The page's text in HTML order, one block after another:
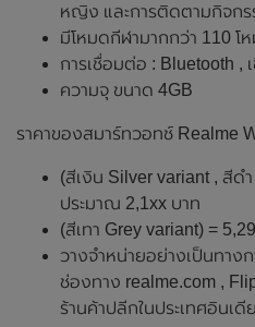
หญิง และการติดตามกิจกร
มีโหมดกีฬามากกว่า 110 โ
การเชื่อมต่อ : Bluetooth
ความจุ ขนาด 4GB
ราคาของสมาร์ทวอทช์ Realme
(สีเงิน Silver variant , สีด
ประมาณ 2,1xx บาท
(สีเทา Grey variant) =
วางจำหน่ายอย่างเป็นทาง
ช่องทาง realme.com ,
ร้านค้าปลีกในประเทศอินเดีย